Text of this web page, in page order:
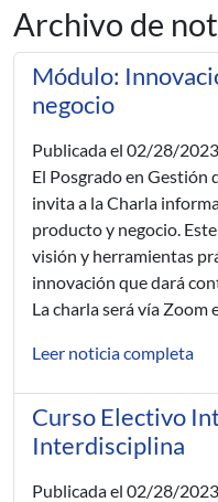
Archivo de
Módulo:
negocio
Publicada el 02/28/
El Posgrado en Gestión
invita a la Charla
producto y negocio.
visión y herramientas
innovación que dará
La charla será vía Zoom
Leer noticia completa
Curso Electivo
Interdisciplina
Publicada el 02/28/